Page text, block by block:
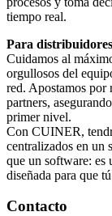
tiempo real.
Para
Cuidamos al
orgullosos del
red. Apostamos por
partners,
primer nivel.
Con CUINER,
centralizados en un
que un software: es
diseñada para que
Contacto